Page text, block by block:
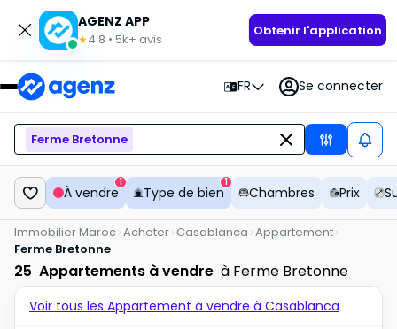
AGENZ APP
★4.8 • 5k+ avis
Obtenir l'application
FR Se connecter
Ferme Bretonne
À vendre
1
Type de bien
1
Chambres Prix
Immobilier Maroc Acheter Casablanca Appartement
Ferme Bretonne
25 Appartements à vendre à Ferme Bretonne
Voir tous les Appartement à vendre à Casablanca